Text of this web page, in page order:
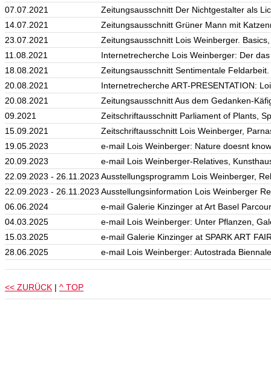
07.07.2021
Zeitungsausschnitt Der Nichtgestalter als
14.07.2021
Zeitungsausschnitt Grüner Mann mit
23.07.2021
Zeitungsausschnitt Lois Weinberger.
11.08.2021
Internetrecherche Lois Weinberger: Der
18.08.2021
Zeitungsausschnitt Sentimentale
20.08.2021
Internetrecherche ART-PRESENTATION:
20.08.2021
Zeitungsausschnitt Aus dem Gedanken-
09.2021
Zeitschriftausschnitt Parliament of Plants,
15.09.2021
Zeitschriftausschnitt Lois Weinberger,
19.05.2023
e-mail Lois Weinberger: Nature doesnt
20.09.2023
e-mail Lois Weinberger-Relatives,
22.09.2023 - 26.11.2023 Ausstellungsprogramm Lois Weinberger,
22.09.2023 - 26.11.2023 Ausstellungsinformation Lois Weinberger
06.06.2024
e-mail Galerie Kinzinger at Art Basel
04.03.2025
e-mail Lois Weinberger: Unter Pflanzen,
15.03.2025
e-mail Galerie Kinzinger at SPARK ART
28.06.2025
e-mail Lois Weinberger: Autostrada
<< ZURÜCK | ^ TOP